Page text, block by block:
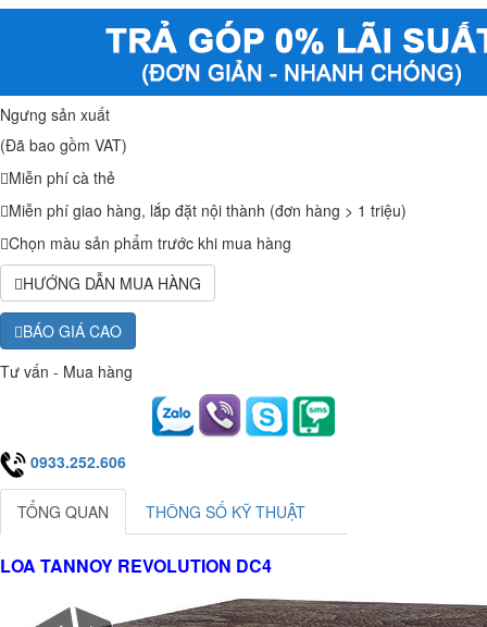
Ngưng sản xuất
(Đã bao gồm VAT)
Miễn phí cà thẻ
Miễn phí giao hàng, lắp đặt nội thành (đơn hàng > 1 triệu)
Chọn màu sản phẩm trước khi mua hàng
HƯỚNG DẪN MUA HÀNG
BÁO GIÁ CAO
Tư vấn - Mua hàng
0933.252.606
TỔNG QUAN THÔNG SỐ KỸ THUẬT
LOA TANNOY REVOLUTION DC4